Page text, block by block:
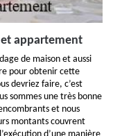
appartement
de maison et aussi
pour obtenir cette
devriez faire, c’est
sommes une très bonne
et nous
montants couvrent